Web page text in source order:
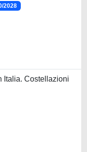
2028
Italia. Costellazioni